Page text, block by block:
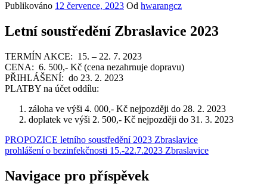
Publikováno 12 července, 2023 Od hwarangcz
Letní soustředění Zbraslavice 2023
TERMÍN AKCE: 15. – 22. 7. 2023
CENA: 6. 500,- Kč (cena nezahrnuje dopravu)
PŘIHLÁŠENÍ: do 23. 2. 2023
PLATBY na účet oddílu:
záloha ve výši 4. 000,- Kč nejpozději do 28. 2. 2023
doplatek ve výši 2. 500,- Kč nejpozději do 31. 3. 2023
PROPOZICE letního soustředění 2023 Zbraslavice
prohlášení o bezinfekčnosti 15.-22.7.2023 Zbraslavice
Navigace pro příspěvek